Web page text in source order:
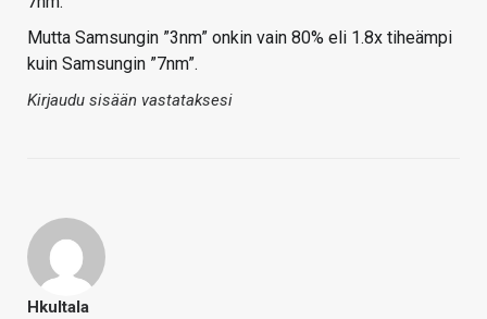
Mutta Samsungin ”3nm” onkin vain 80% eli 1.8x tiheämpi
kuin Samsungin ”7nm”.
Kirjaudu sisään vastataksesi
Hkultala